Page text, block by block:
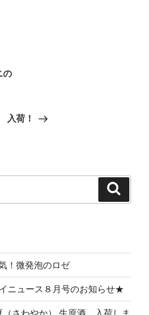
の
荷！
！微発泡のロゼ
ニュース８月号のお知らせ★
さわやか） 生原酒 入荷しま